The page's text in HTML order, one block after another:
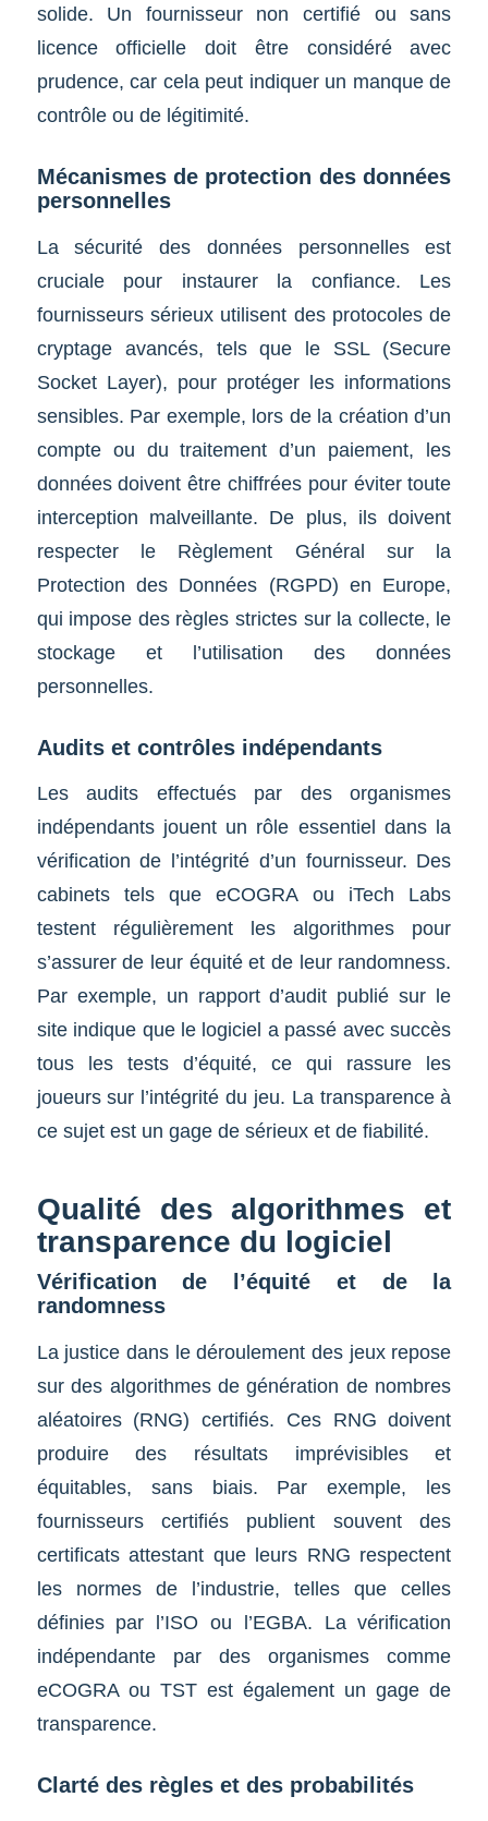
solide. Un fournisseur non certifié ou sans
licence officielle doit être considéré avec
prudence, car cela peut indiquer un manque de
contrôle ou de légitimité.
Mécanismes de protection des données
personnelles
La sécurité des données personnelles est
cruciale pour instaurer la confiance. Les
fournisseurs sérieux utilisent des protocoles de
cryptage avancés, tels que le SSL (Secure
Socket Layer), pour protéger les informations
sensibles. Par exemple, lors de la création d’un
compte ou du traitement d’un paiement, les
données doivent être chiffrées pour éviter toute
interception malveillante. De plus, ils doivent
respecter le Règlement Général sur la
Protection des Données (RGPD) en Europe,
qui impose des règles strictes sur la collecte, le
stockage et l’utilisation des données
personnelles.
Audits et contrôles indépendants
Les audits effectués par des organismes
indépendants jouent un rôle essentiel dans la
vérification de l’intégrité d’un fournisseur. Des
cabinets tels que eCOGRA ou iTech Labs
testent régulièrement les algorithmes pour
s’assurer de leur équité et de leur randomness.
Par exemple, un rapport d’audit publié sur le
site indique que le logiciel a passé avec succès
tous les tests d’équité, ce qui rassure les
joueurs sur l’intégrité du jeu. La transparence à
ce sujet est un gage de sérieux et de fiabilité.
Qualité des algorithmes et
transparence du logiciel
Vérification de l’équité et de la
randomness
La justice dans le déroulement des jeux repose
sur des algorithmes de génération de nombres
aléatoires (RNG) certifiés. Ces RNG doivent
produire des résultats imprévisibles et
équitables, sans biais. Par exemple, les
fournisseurs certifiés publient souvent des
certificats attestant que leurs RNG respectent
les normes de l’industrie, telles que celles
définies par l’ISO ou l’EGBA. La vérification
indépendante par des organismes comme
eCOGRA ou TST est également un gage de
transparence.
Clarté des règles et des probabilités